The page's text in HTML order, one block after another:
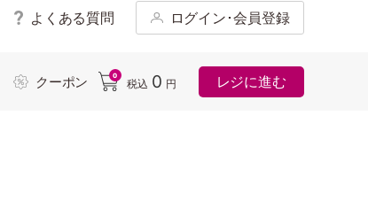
よくある質問 ログイン･会員登録
クーポン 0
税込 0 円 レジに進む